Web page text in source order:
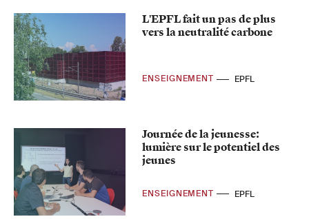
L'EPFL fait un pas de plus
vers la neutralité carbone
ENSEIGNEMENT EPFL
Journée de la jeunesse:
lumière sur le potentiel des
jeunes
ENSEIGNEMENT EPFL